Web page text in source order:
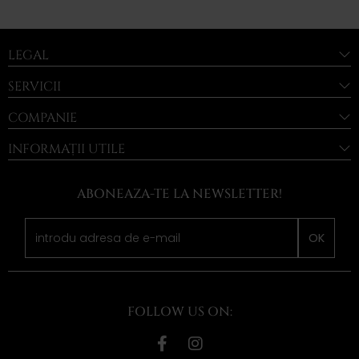
LEGAL
SERVICII
COMPANIE
INFORMAȚII UTILE
ABONEAZA-TE LA NEWSLETTER!
OK
FOLLOW US ON: